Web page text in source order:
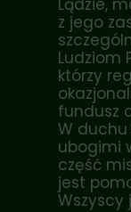
Lądzie,
z jego
Ludziom
którzy
fundusz
W duchu
ubogimi
część
jest